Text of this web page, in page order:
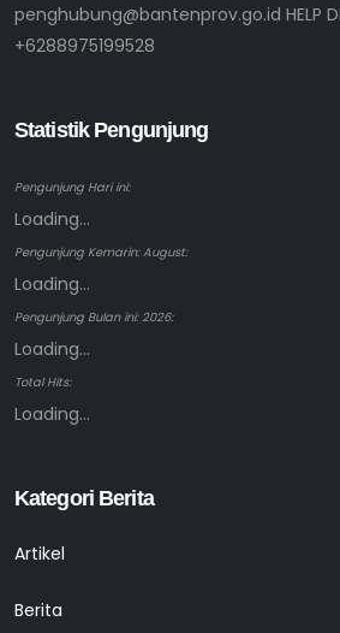
penghubung@bantenprov.go.id HELP
+6288975199528
Statistik Pengunjung
Pengunjung Hari ini:
Loading...
Pengunjung Kemarin: August:
Loading...
Pengunjung Bulan ini: 2026:
Loading...
Total Hits:
Loading...
Kategori Berita
Artikel
Berita